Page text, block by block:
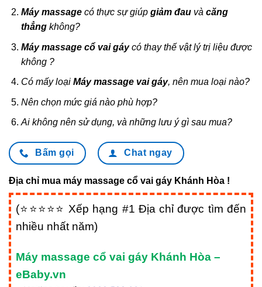
Máy massagecó thực sự giúp giảm đauvà căng
thẳngkhông?
Máy massage cổ vai gáycó thay thế vật lý trị liệu được
không ?
Có mấy loại Máy massage vai gáy, nên mua loại nào?
Nên chọn mức giá nào phù hợp?
Ai không nên sử dụng, và những lưu ý gì sau mua?
Bấm gọi Chat ngay
Địa chỉ mua máy massage cổ vai gáy Khánh Hòa !
(⭐⭐⭐⭐⭐ Xếp hạng #1 Địa chỉ được tìm đến
nhiều nhất năm)
Máy massage cổ vai gáy Khánh Hòa –
eBaby.vn